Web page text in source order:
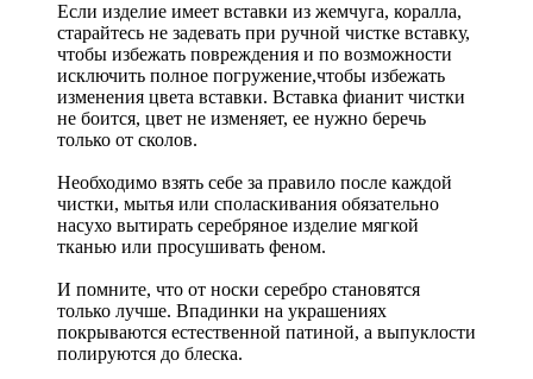
Если изделие имеет вставки из жемчуга, коралла,
старайтесь не задевать при ручной чистке вставку,
чтобы избежать повреждения и по возможности
исключить полное погружение,чтобы избежать
изменения цвета вставки. Вставка фианит чистки
не боится, цвет не изменяет, ее нужно беречь
только от сколов.
Необходимо взять себе за правило после каждой
чистки, мытья или споласкивания обязательно
насухо вытирать серебряное изделие мягкой
тканью или просушивать феном.
И помните, что от носки серебро становятся
только лучше. Впадинки на украшениях
покрываются естественной патиной, а выпуклости
полируются до блеска.